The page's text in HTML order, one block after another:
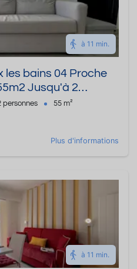
à 11 min.
les bains 04 Proche
Jusqu'à 2
personnes 55 m²
Plus d'informations
à 11 min.